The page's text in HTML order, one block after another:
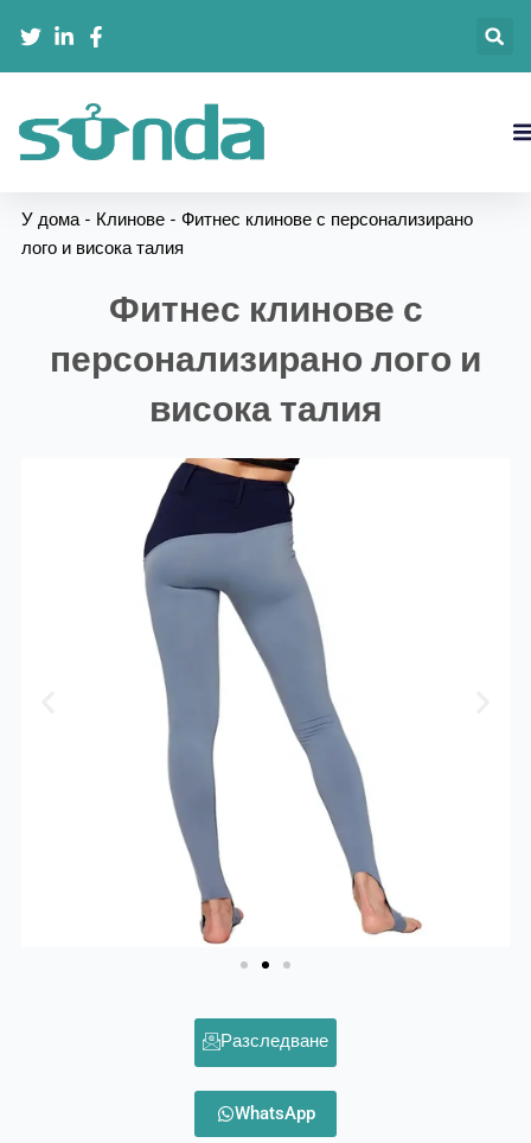
内
У дома- Клинове- Фитнес клинове с персонализирано
лого и висока талия
Фитнес клинове с
персонализирано лого и
висока талия
Разследване
WhatsApp